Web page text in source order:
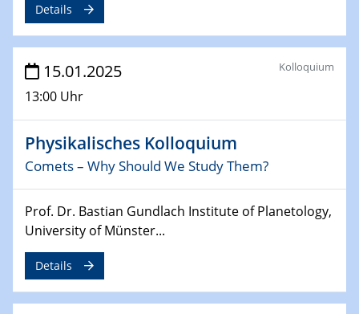
12.02.2025 - 14.02.2025
Sfb-trr247-all Annual Meeting
24.02.2025
CENIDE-BGU Seminar
WIN & CENIDE Seminar Series on 2D-
MATURE
27.02.2025
Sfb-trr247-all Seminar
18.03.2025 - 19.03.2025
Kooperationsseminar
Elektrolyse/Brennstoffzelle
Details
15.01.2025
13:00 Uhr
Kolloquium
Physikalisches Kolloquium
Comets – Why Should We Study Them?
Prof. Dr. Bastian Gundlach Institute of Planetology,
University of Münster...
Details